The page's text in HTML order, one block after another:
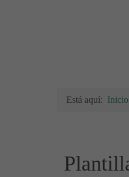
Está aquí: Inicio